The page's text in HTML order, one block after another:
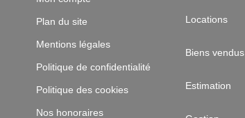
Plan du site
Mentions légales
Politique de confidentialité
Politique des cookies
Nos honoraires
Locations
Biens vendus
Estimation